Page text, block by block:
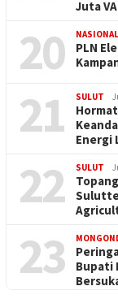
Juta VA
20 NASIONAL
PLN
21 SULUT
22 SULUT
23
Bupati